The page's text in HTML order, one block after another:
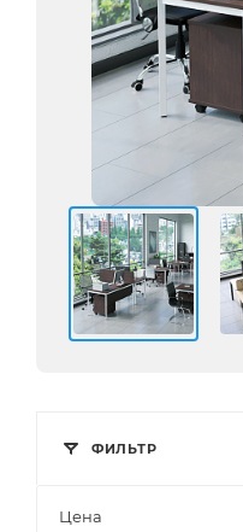
ФИЛЬТР
Цена